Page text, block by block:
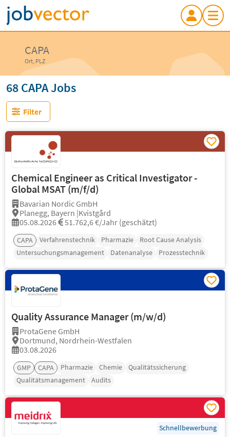
CAPA
Ort, PLZ
68 CAPA Jobs
Filter
Chemical Engineer as Critical Investigator -
Global MSAT (m/f/d)
Bavarian Nordic GmbH
Planegg, Bayern |Kvistgård
05.08.2026
51.762,6 €/Jahr (geschätzt)
CAPA Verfahrenstechnik Pharmazie
Root Cause Analysis
Untersuchungsmanagement
Datenanalyse Prozesstechnik
Quality Assurance Manager (m/w/d)
ProtaGene GmbH
Dortmund, Nordrhein-Westfalen
03.08.2026
GMP CAPA Pharmazie Chemie
Qualitätssicherung
Qualitätsmanagement
Audits
Schnellbewerbung